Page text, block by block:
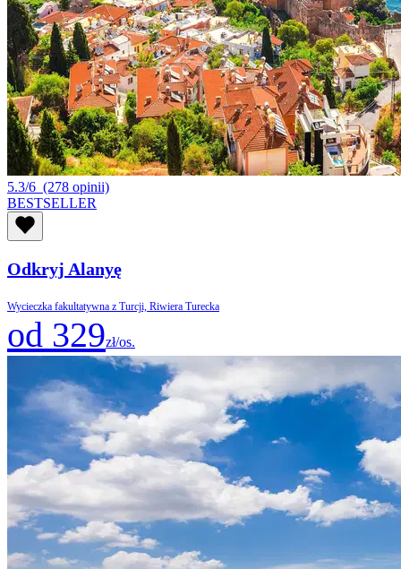
5.3/6 (278 opinii)
BESTSELLER
Odkryj Alanyę
Wycieczka fakultatywna z Turcji, Riwiera Turecka
od 329zł/os.